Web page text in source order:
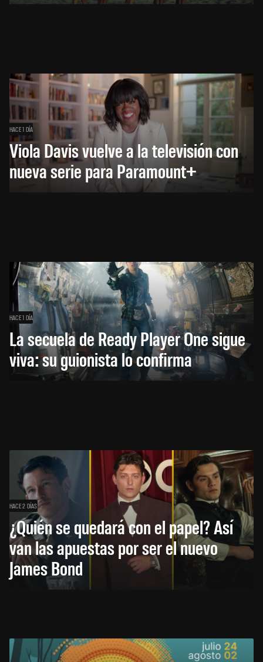
HACE 1 DÍA
Viola Davis vuelve a la televisión con
nueva serie para Paramount+
HACE 1 DÍA
La secuela de Ready Player One sigue
viva: su guionista lo confirma
HACE 2 DÍAS
¿Quién se quedará con el papel? Así
van las apuestas por ser el nuevo
James Bond